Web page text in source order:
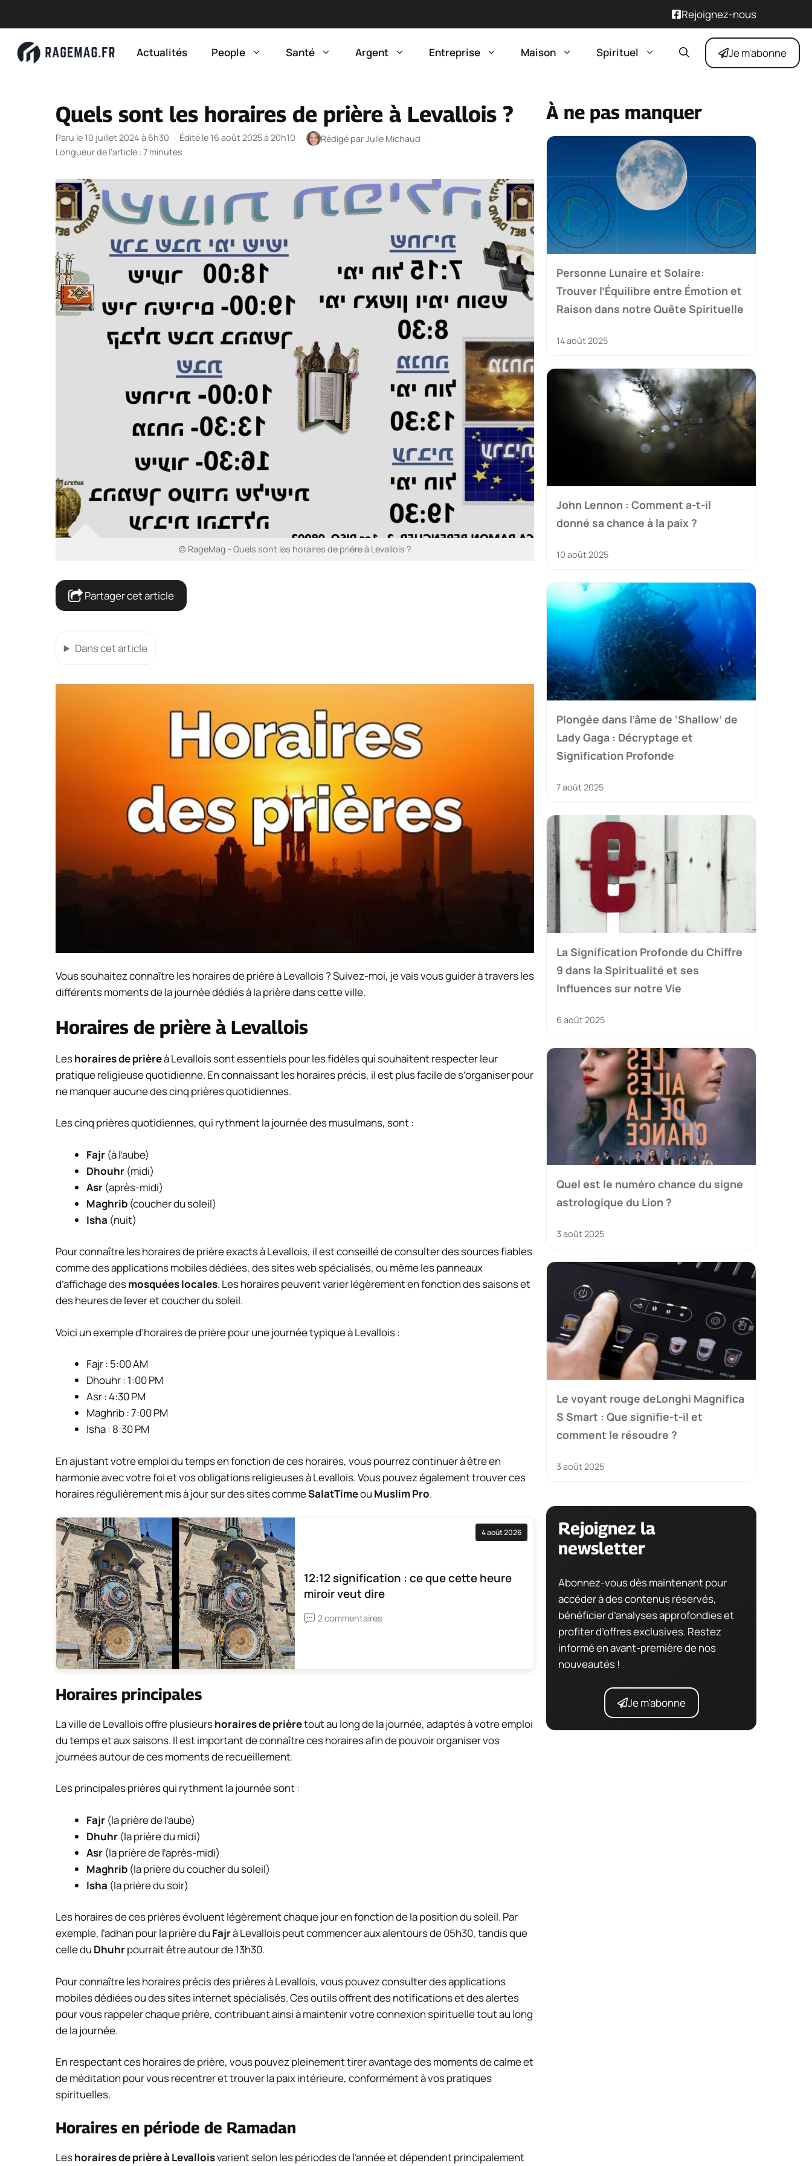
Rejoignez-nous
Actualités People Santé Argent Entreprise Maison Spirituel Je m'abonne
Quels sont les horaires de prière à Levallois ?
Paru le 10 juillet 2024 à 6h30 · Édité le 16 août 2025 à 20h10 · Rédigé parJulie Michaud ·
Longueur de l’article : 7 minutes
© RageMag - Quels sont les horaires de prière à Levallois ?
Partager cet article
Dans cet article
Vous souhaitez connaître les horaires de prière à Levallois ? Suivez-moi, je vais vous guider à travers les
différents moments de la journée dédiés à la prière dans cette ville.
Horaires de prière à Levallois
Leshoraires de prièreà Levallois sont essentiels pour les fidèles qui souhaitent respecter leur
pratique religieuse quotidienne. En connaissant les horaires précis, il est plus facile de s’organiser pour
ne manquer aucune des cinq prières quotidiennes.
Les cinq prières quotidiennes, qui rythment la journée des musulmans, sont :
Fajr (à l’aube)
Dhouhr (midi)
Asr (après-midi)
Maghrib (coucher du soleil)
Isha (nuit)
Pour connaître les horaires de prière exacts à Levallois, il est conseillé de consulter des sources fiables
comme des applications mobiles dédiées, des sites web spécialisés, ou même les panneaux
d’affichage desmosquées locales. Les horaires peuvent varier légèrement en fonction des saisons et
des heures de lever et coucher du soleil.
Voici un exemple d’horaires de prière pour une journée typique à Levallois :
Fajr : 5:00 AM
Dhouhr : 1:00 PM
Asr : 4:30 PM
Maghrib : 7:00 PM
Isha : 8:30 PM
En ajustant votre emploi du temps en fonction de ces horaires, vous pourrez continuer à être en
harmonie avec votre foi et vos obligations religieuses à Levallois. Vous pouvez également trouver ces
horaires régulièrement mis à jour sur des sites commeSalatTimeou Muslim Pro.
4 août 2026
12:12 signification : ce que cette heure
miroir veut dire
2 commentaires
Horaires principales
La ville de Levallois offre plusieurshoraires de prièretout au long de la journée, adaptés à votre emploi
du temps et aux saisons. Il est important de connaître ces horaires afin de pouvoir organiser vos
journées autour de ces moments de recueillement.
Les principales prières qui rythment la journée sont :
Fajr (la prière de l’aube)
Dhuhr (la prière du midi)
Asr (la prière de l’après-midi)
Maghrib (la prière du coucher du soleil)
Isha (la prière du soir)
Les horaires de ces prières évoluent légèrement chaque jour en fonction de la position du soleil. Par
exemple, l’adhan pour la prière du Fajrà Levallois peut commencer aux alentours de 05h30, tandis que
celle du Dhuhrpourrait être autour de 13h30.
Pour connaître les horaires précis des prières à Levallois, vous pouvez consulter des applications
mobiles dédiées ou des sites internet spécialisés. Ces outils offrent des notifications et des alertes
pour vous rappeler chaque prière, contribuant ainsi à maintenir votre connexion spirituelle tout au long
de la journée.
En respectant ces horaires de prière, vous pouvez pleinement tirer avantage des moments de calme et
de méditation pour vous recentrer et trouver la paix intérieure, conformément à vos pratiques
spirituelles.
Horaires en période de Ramadan
Leshoraires de prière à Levalloisvarient selon les périodes de l’année et dépendent principalement
À ne pas manquer
Personne Lunaire et Solaire:
Trouver l’Équilibre entre Émotion et
Raison dans notre Quête Spirituelle
14 août 2025
John Lennon : Comment a-t-il
donné sa chance à la paix ?
10 août 2025
Plongée dans l’âme de ‘Shallow’ de
Lady Gaga : Décryptage et
Signification Profonde
7 août 2025
La Signification Profonde du Chiffre
9 dans la Spiritualité et ses
Influences sur notre Vie
6 août 2025
Quel est le numéro chance du signe
astrologique du Lion ?
3 août 2025
Le voyant rouge deLonghi Magnifica
S Smart : Que signifie-t-il et
comment le résoudre ?
3 août 2025
Rejoignez la
newsletter
Abonnez-vous dès maintenant pour
accéder à des contenus réservés,
bénéficier d’analyses approfondies et
profiter d’offres exclusives. Restez
informé en avant-première de nos
nouveautés !
Je m'abonne